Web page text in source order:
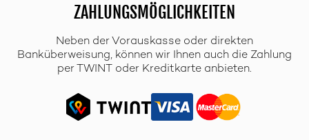
ZAHLUNGSMÖGLICHKEITEN
Neben der Vorauskasse oder direkten
Banküberweisung, können wir Ihnen auch die Zahlung
per TWINT oder Kreditkarte anbieten.